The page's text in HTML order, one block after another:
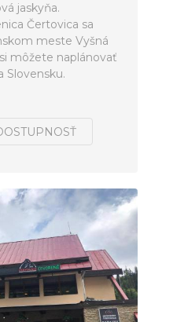
jaskyňa.
Čertovica sa
meste Vyšná
môžete naplánovať
Slovensku.